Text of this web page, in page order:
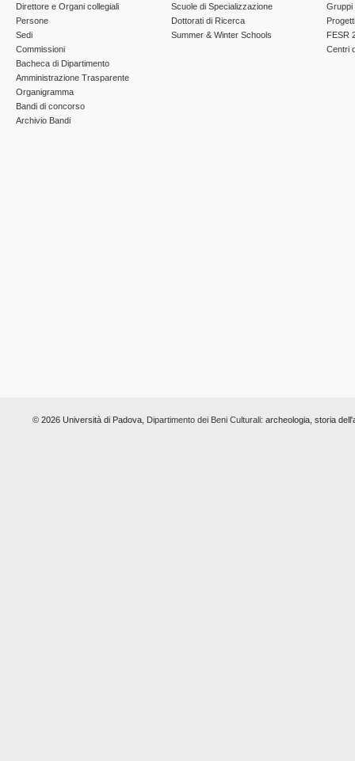
Direttore e Organi collegiali
Persone
Sedi
Commissioni
Bacheca di Dipartimento
Amministrazione Trasparente
Organigramma
Bandi di concorso
Archivio Bandi
Scuole di Specializzazione
Dottorati di Ricerca
Summer & Winter Schools
Gruppi
FESR
Centri
© 2026 Università di Padova, Dipartimento dei Beni Culturali: archeologia, storia